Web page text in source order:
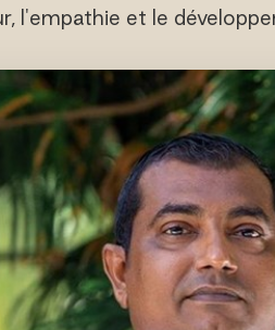
l'empathie et le